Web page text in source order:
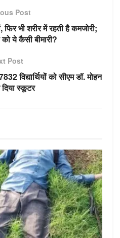
dI
n
r kl
ni
Post
भी शरीर में रहती है कमजोरी;
ये कैसी बीमारी?
Post
विद्यार्थियों को सीएम डॉ. मोहन
स्कूटर